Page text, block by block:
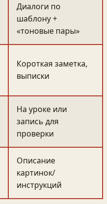
Диалоги по
шаблону +
«тоновые пары»
Короткая заметка,
выписки
На уроке или
запись для
проверки
Описание
картинок/
инструкций